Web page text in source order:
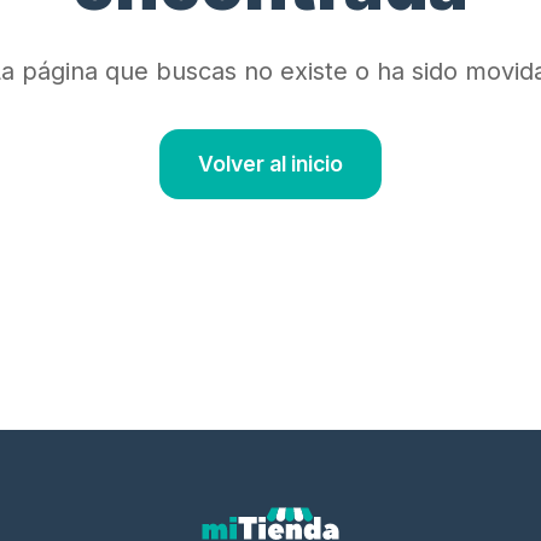
página que buscas no existe o ha sido
Volver al inicio